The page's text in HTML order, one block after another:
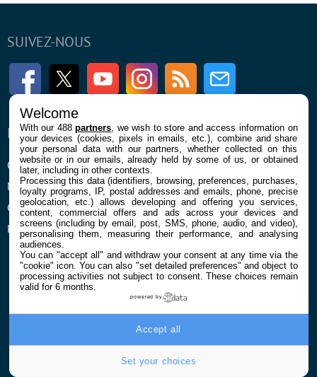
SUIVEZ-NOUS
FacebookTwitter Youtube InstagramRSS Newsletter
ENTREPRISE
Qui sommes nous
Mentions légales et CGU
Confidentialité et Cookies
Préférences cookies
À PROPOS
La rédaction
Contact
Welcome
With our 488partners , we wish to store and access information on
your devices (cookies, pixels in emails, etc.), combine and share
your personal data with our partners, whether collected on this
website or in our emails, already held by some of us, or obtained
later, including in other contexts.
Processing this data (identifiers, browsing, preferences, purchases,
loyalty programs, IP, postal addresses and emails, phone, precise
geolocation, etc.) allows developing and offering you services,
content, commercial offers and ads across your devices and
screens (including by email, post, SMS, phone, audio, and video),
personalising them, measuring their performance, and analysing
audiences.
You can "accept all" and withdraw your consent at any time via the
"cookie" icon. You can also "set detailed preferences" and object to
processing activities not subject to consent. These choices remain
valid for 6 months.
powered by
Set your choices
Accept all